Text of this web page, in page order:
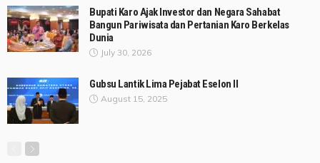
Bupati Karo Ajak Investor dan Negara Sahabat
Bangun Pariwisata dan Pertanian Karo Berkelas
Dunia
July 30, 2026
Gubsu Lantik Lima Pejabat Eselon II
August 15, 2025